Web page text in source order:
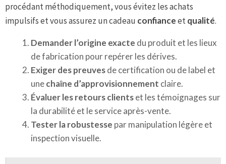
procédant méthodiquement, vous évitez les achats
impulsifs et vous assurez un cadeau confianceetqualité.
Demander l’origine exacte du produit et les lieux
de fabrication pour repérer les dérives.
Exiger des preuvesde certification ou de label et
unechaîne d’approvisionnement claire.
Évaluer les retours clientset les témoignages sur
la durabilité et le service après-vente.
Tester la robustesse par manipulation légère et
inspection visuelle.